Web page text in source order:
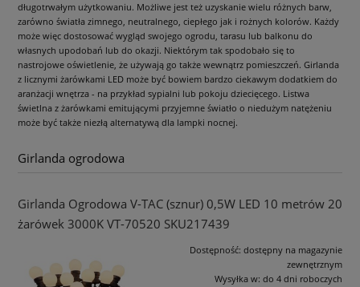
długotrwałym użytkowaniu. Możliwe jest też uzyskanie wielu różnych barw,
zarówno światła zimnego, neutralnego, ciepłego jak i rożnych kolorów. Każdy
może więc dostosować wygląd swojego ogrodu, tarasu lub balkonu do
własnych upodobań lub do okazji. Niektórym tak spodobało się to
nastrojowe oświetlenie, że używają go także wewnątrz pomieszczeń. Girlanda
z licznymi żarówkami LED może być bowiem bardzo ciekawym dodatkiem do
aranżacji wnętrza - na przykład sypialni lub pokoju dziecięcego. Listwa
świetlna z żarówkami emitującymi przyjemne światło o niedużym natężeniu
może być także niezłą alternatywą dla lampki nocnej.
Girlanda ogrodowa
Girlanda Ogrodowa V-TAC (sznur) 0,5W LED 10 metrów 20
żarówek 3000K VT-70520 SKU217439
Dostępność: dostępny na magazynie
zewnętrznym
Wysyłka w: do 4 dni roboczych